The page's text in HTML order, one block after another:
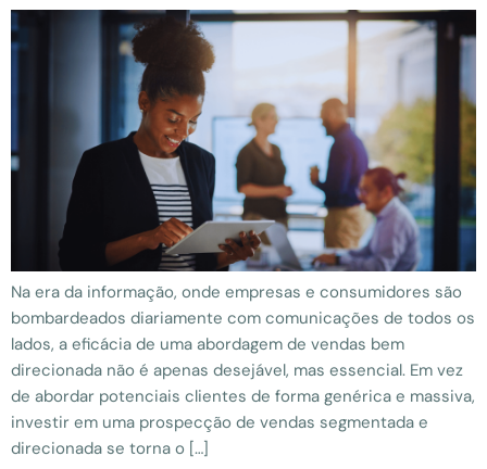
Na era da informação, onde empresas e consumidores são
bombardeados diariamente com comunicações de todos os
lados, a eficácia de uma abordagem de vendas bem
direcionada não é apenas desejável, mas essencial. Em vez
de abordar potenciais clientes de forma genérica e massiva,
investir em uma prospecção de vendas segmentada e
direcionada se torna o […]